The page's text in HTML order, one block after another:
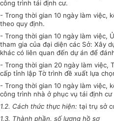
công trình tái định cư.
- Trong thời gian 10 ngày làm việc,
theo quy định.
- Trong thời gian 10 ngày làm việc,
tham gia của đại diện các Sở: Xây
khác có liên quan đến dự án để
- Trong thời gian 20 ngày làm việc,
cấp tỉnh lập Tờ trình đề xuất lựa
- Trong thời gian 10 ngày làm việc,
công trình nhà ở phục vụ tái định
1.2. Cách thức thực hiện: tại trụ sở
1.3. Thành phần, số lượng hồ sơ